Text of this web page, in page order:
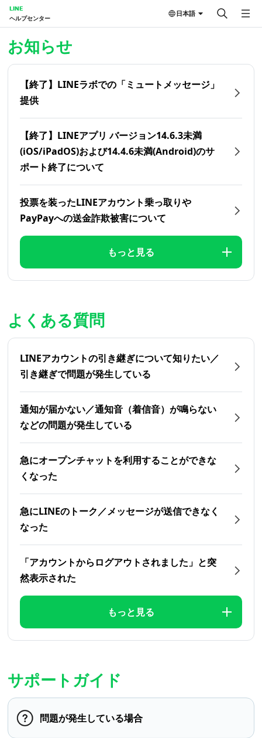
LINE
ヘルプセンター
日本語
お知らせ
【終了】LINEラボでの「ミュートメッセージ」
提供
【終了】LINEアプリ バージョン14.6.3未満
(iOS/iPadOS)および14.4.6未満(Android)のサ
ポート終了について
投票を装ったLINEアカウント乗っ取りや
PayPayへの送金詐欺被害について
もっと見る
よくある質問
LINEアカウントの引き継ぎについて知りたい／
引き継ぎで問題が発生している
通知が届かない／通知音（着信音）が鳴らない
などの問題が発生している
急にオープンチャットを利用することができな
くなった
急にLINEのトーク／メッセージが送信できなく
なった
「アカウントからログアウトされました」と突
然表示された
もっと見る
サポートガイド
問題が発生している場合